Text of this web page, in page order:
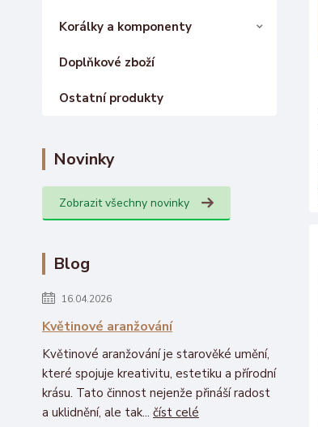
Korálky a komponenty
Doplňkové zboží
Ostatní produkty
Novinky
Zobrazit všechny novinky
Blog
16.04.2026
Květinové aranžování
Květinové aranžování je starověké umění,
které spojuje kreativitu, estetiku a přírodní
krásu. Tato činnost nejenže přináší radost
a uklidnění, ale tak... číst celé